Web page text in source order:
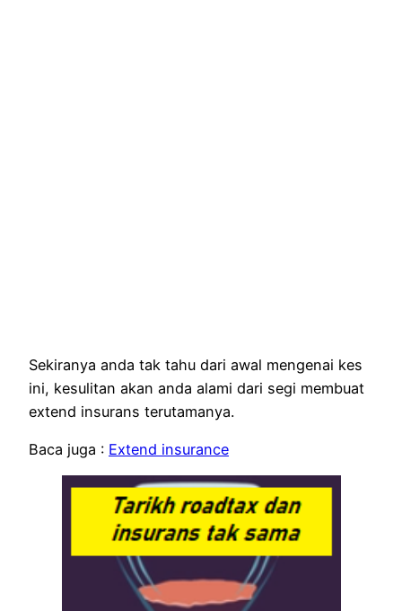
Sekiranya anda tak tahu dari awal mengenai kes
ini, kesulitan akan anda alami dari segi membuat
extend insurans terutamanya.
Baca juga : Extend insurance